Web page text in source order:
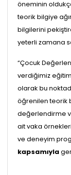
öneminin
teorik bilgiye
bilgilerini
yeterli zamana
“Çocuk
verdiğimiz
olarak bu
öğrenilen teorik
değerlendirme
ait vaka
ve deneyim
kapsamıyla